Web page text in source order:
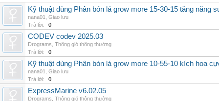
Kỹ thuật dùng Phân bón lá grow more 15-30-15 tăng năng
nana01
Giao lưu
Trả lời:
0
CODEV codev 2025.03
Drograms Thông gió thông thường
Trả lời:
0
Kỹ thuật dùng Phân bón lá grow more 10-55-10 kích hoa
nana01
Giao lưu
Trả lời:
0
ExpressMarine v6.02.05
Drograms Thông gió thông thường